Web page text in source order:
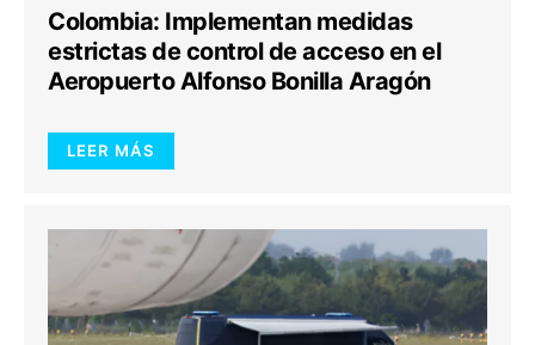
Colombia: Implementan medidas
estrictas de control de acceso en el
Aeropuerto Alfonso Bonilla Aragón
LEER MÁS